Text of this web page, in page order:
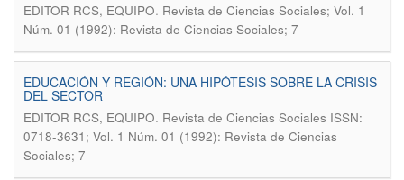
EDITOR RCS, EQUIPO. Revista de Ciencias Sociales; Vol. 1
Núm. 01 (1992): Revista de Ciencias Sociales; 7
EDUCACIÓN Y REGIÓN: UNA HIPÓTESIS SOBRE LA CRISIS
DEL SECTOR
EDITOR RCS, EQUIPO. Revista de Ciencias Sociales ISSN:
0718-3631; Vol. 1 Núm. 01 (1992): Revista de Ciencias
Sociales; 7